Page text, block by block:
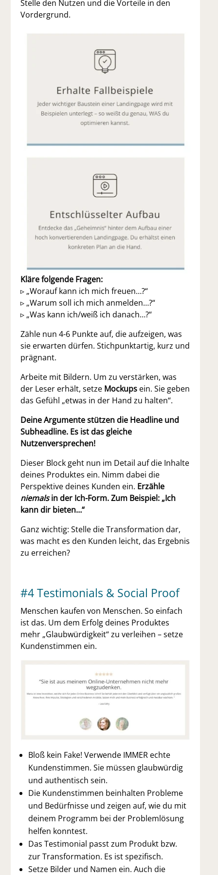
Stelle den Nutzen und die Vorteile in den
Vordergrund.
Kläre folgende Fragen:
▹ „Worauf kann ich mich freuen…?“
▹ „Warum soll ich mich anmelden…?“
▹ „Was kann ich/weiß ich danach…?“
Zähle nun 4-6 Punkte auf, die aufzeigen, was
sie erwarten dürfen. Stichpunktartig, kurz und
prägnant.
Arbeite mit Bildern. Um zu verstärken, was
der Leser erhält, setze Mockups ein. Sie geben
das Gefühl „etwas in der Hand zu halten“.
Deine Argumente stützen die Headline und
Subheadline. Es ist das gleiche
Nutzenversprechen!
Dieser Block geht nun im Detail auf die Inhalte
deines Produktes ein. Nimm dabei die
Perspektive deines Kunden ein. Erzähle
niemalsin der Ich-Form. Zum Beispiel: „Ich
kann dir bieten…“
Ganz wichtig: Stelle die Transformation dar,
was macht es den Kunden leicht, das Ergebnis
zu erreichen?
#4 Testimonials & Social Proof
Menschen kaufen von Menschen. So einfach
ist das. Um dem Erfolg deines Produktes
mehr „Glaubwürdigkeit“ zu verleihen – setze
Kundenstimmen ein.
Bloß kein Fake! Verwende IMMER echte
Kundenstimmen. Sie müssen glaubwürdig
und authentisch sein.
Die Kundenstimmen beinhalten Probleme
und Bedürfnisse und zeigen auf, wie du mit
deinem Programm bei der Problemlösung
helfen konntest.
Das Testimonial passt zum Produkt bzw.
zur Transformation. Es ist spezifisch.
Setze Bilder und Namen ein. Auch die